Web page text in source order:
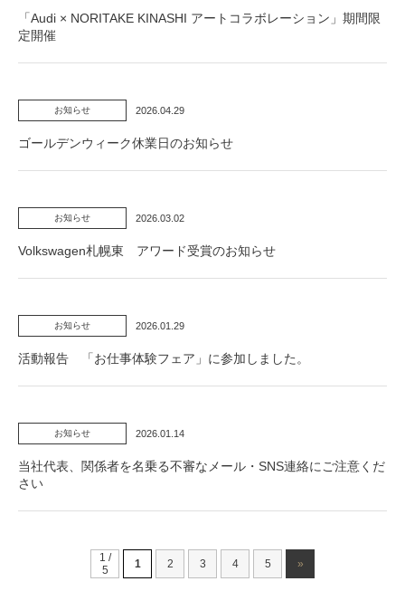
「Audi × NORITAKE KINASHI アートコラボレーション」期間限
定開催
お知らせ 2026.04.29
ゴールデンウィーク休業日のお知らせ
お知らせ 2026.03.02
Volkswagen札幌東 アワード受賞のお知らせ
お知らせ 2026.01.29
活動報告 「お仕事体験フェア」に参加しました。
お知らせ 2026.01.14
当社代表、関係者を名乗る不審なメール・SNS連絡にご注意くだ
さい
1 /
5
1 2 3 4 5 »